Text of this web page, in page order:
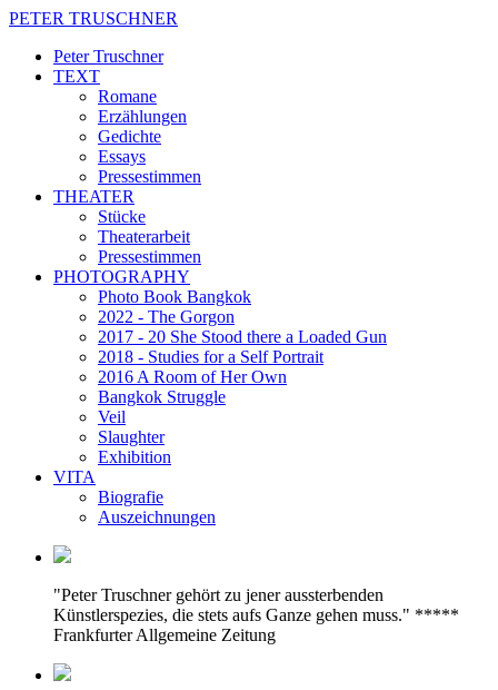
PETER TRUSCHNER
Peter Truschner
TEXT
Romane
Erzählungen
Gedichte
Essays
Pressestimmen
THEATER
Stücke
Theaterarbeit
Pressestimmen
PHOTOGRAPHY
Photo Book Bangkok
2022 - The Gorgon
2017 - 20 She Stood there a Loaded Gun
2018 - Studies for a Self Portrait
2016 A Room of Her Own
Bangkok Struggle
Veil
Slaughter
Exhibition
VITA
Biografie
Auszeichnungen
"Peter Truschner gehört zu jener aussterbenden
Künstlerspezies, die stets aufs Ganze gehen muss." *****
Frankfurter Allgemeine Zeitung